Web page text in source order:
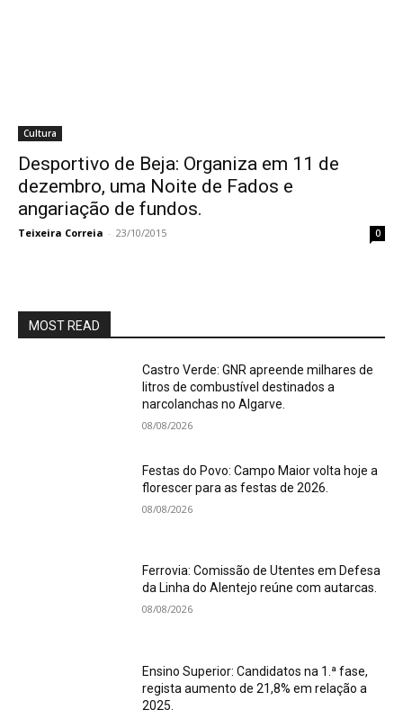
Cultura
Desportivo de Beja: Organiza em 11 de
dezembro, uma Noite de Fados e
angariação de fundos.
Teixeira Correia - 23/10/2015 0
MOST READ
Castro Verde: GNR apreende milhares de
litros de combustível destinados a
narcolanchas no Algarve.
08/08/2026
Festas do Povo: Campo Maior volta hoje a
florescer para as festas de 2026.
08/08/2026
Ferrovia: Comissão de Utentes em Defesa
da Linha do Alentejo reúne com autarcas.
08/08/2026
Ensino Superior: Candidatos na 1.ª fase,
regista aumento de 21,8% em relação a
2025.